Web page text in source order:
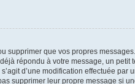
que vos propres
répondu à votre message, un
d’une modification effectuée
supprimer leur propre message si